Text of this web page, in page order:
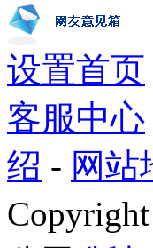
设置首页
客服中心
绍 - 网站
Copyright